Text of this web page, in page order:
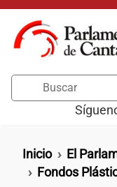
Pasar al contenido
Ruta de
Inicio El
Fondos